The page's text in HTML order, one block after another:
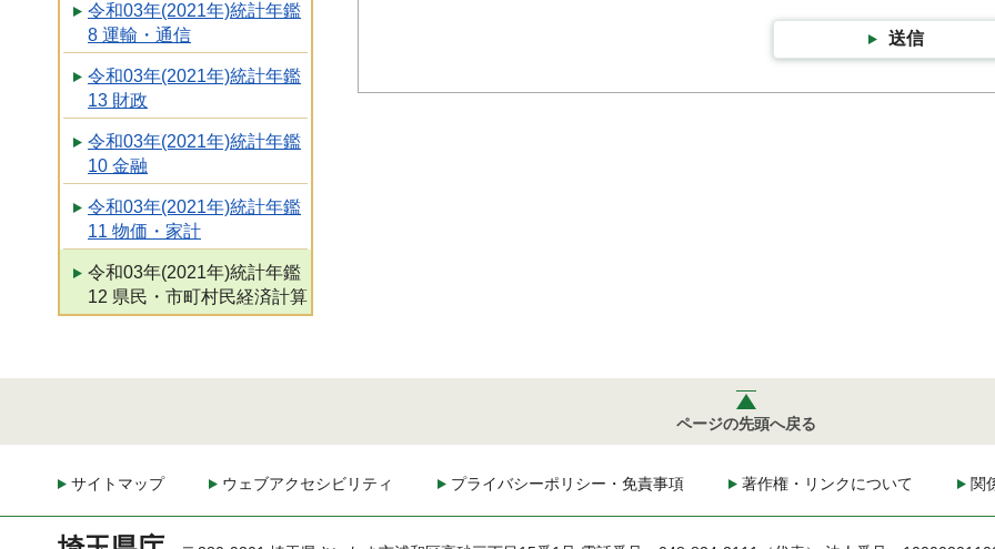
令和03年(2021年)統計年鑑
8 運輸・通信
令和03年(2021年)統計年鑑
13 財政
令和03年(2021年)統計年鑑
10 金融
令和03年(2021年)統計年鑑
11 物価・家計
令和03年(2021年)統計年鑑
12 県民・市町村民経済計算
送信
ページの先頭へ戻る
サイトマップ ウェブアクセシビリティ プライバシーポリシー・免責事項 著作権・リンクについて 関